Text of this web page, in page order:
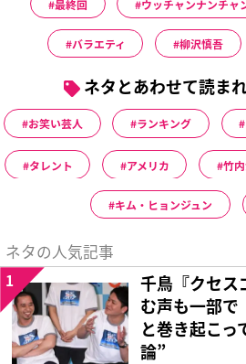
最終回 ウッチャンナンチャ
バラエティ 柳沢慎吾
ネタとあわせて読ま
お笑い芸人 ランキング
タレント アメリカ 竹
キム・ヒョンジュン
ネタの人気記事
千鳥『クセス
む声も一部で
と巻き起こっ
論”
1